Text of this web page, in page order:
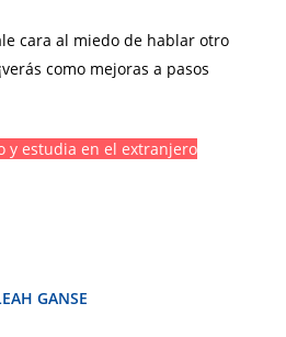
cara al miedo de hablar otro
como mejoras a pasos
y estudia en el extranjero
GANSE